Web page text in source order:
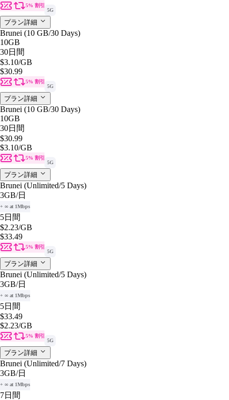
5% 割引
5G
プラン詳細
Brunei (10 GB/30 Days)
10GB
30日間
$3.10/GB
$30.99
5% 割引
5G
プラン詳細
Brunei (10 GB/30 Days)
10GB
30日間
$30.99
$3.10/GB
5% 割引
5G
プラン詳細
Brunei (Unlimited/5 Days)
3GB/日
+ ∞ at 1Mbps
5日間
$2.23/GB
$33.49
5% 割引
5G
プラン詳細
Brunei (Unlimited/5 Days)
3GB/日
+ ∞ at 1Mbps
5日間
$33.49
$2.23/GB
5% 割引
5G
プラン詳細
Brunei (Unlimited/7 Days)
3GB/日
+ ∞ at 1Mbps
7日間